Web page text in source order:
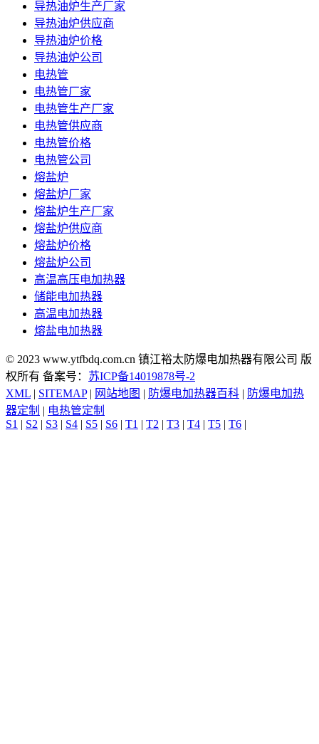
导热油炉生产厂家
导热油炉供应商
导热油炉价格
导热油炉公司
电热管
电热管厂家
电热管生产厂家
电热管供应商
电热管价格
电热管公司
熔盐炉
熔盐炉厂家
熔盐炉生产厂家
熔盐炉供应商
熔盐炉价格
熔盐炉公司
高温高压电加热器
储能电加热器
高温电加热器
熔盐电加热器
© 2023 www.ytfbdq.com.cn 镇江裕太防爆电加热器有限公司 版
权所有 备案号： 苏ICP备14019878号-2
XML | SITEMAP| 网站地图 | 防爆电加热器百科 | 防爆电加热
器定制 | 电热管定制
S1 | S2 | S3 | S4 | S5 | S6 | T1 | T2 | T3 | T4 | T5 | T6 |